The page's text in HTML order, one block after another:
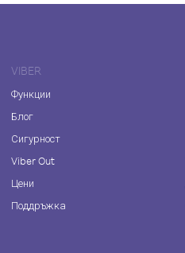
VIBER
Функции
Блог
Сигурност
Viber Out
Цени
Поддръжка